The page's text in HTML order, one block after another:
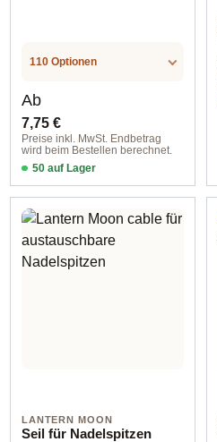
110 Optionen
Regulärer Preis:
Ab
7,75 €
Preise inkl. MwSt. Endbetrag
wird beim Bestellen berechnet.
50 auf Lager
13 cm
LANTERN MOON
Seil für Nadelspitzen